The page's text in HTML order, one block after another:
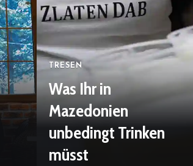
TRESEN
Was Ihr in
Mazedonien
unbedingt Trinken
müsst